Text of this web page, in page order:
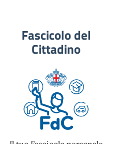
Fascicolo del
Cittadino